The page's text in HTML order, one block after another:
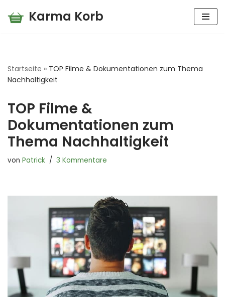
Karma Korb
Startseite » TOP Filme & Dokumentationen zum Thema
Nachhaltigkeit
TOP Filme &
Dokumentationen zum
Thema Nachhaltigkeit
von Patrick 3 Kommentare